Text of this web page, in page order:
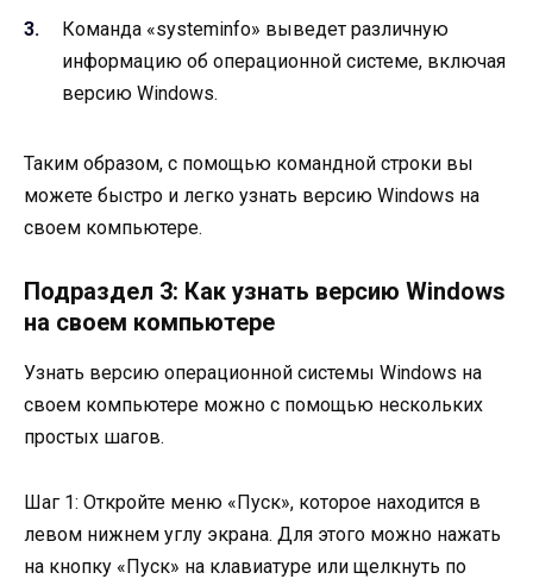
Команда «systeminfo» выведет различную
информацию об операционной системе, включая
версию Windows.
Таким образом, с помощью командной строки вы
можете быстро и легко узнать версию Windows на
своем компьютере.
Подраздел 3: Как узнать версию Windows
на своем компьютере
Узнать версию операционной системы Windows на
своем компьютере можно с помощью нескольких
простых шагов.
Шаг 1: Откройте меню «Пуск», которое находится в
левом нижнем углу экрана. Для этого можно нажать
на кнопку «Пуск» на клавиатуре или щелкнуть по